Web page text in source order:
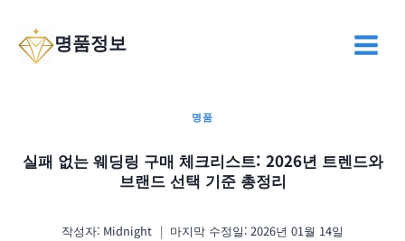
content명품정보
명품
실패 없는 웨딩링 구매 체크리스트: 2026년 트렌드와
브랜드 선택 기준 총정리
작성자: Midnight 마지막 수정일: 2026년 01월 14일